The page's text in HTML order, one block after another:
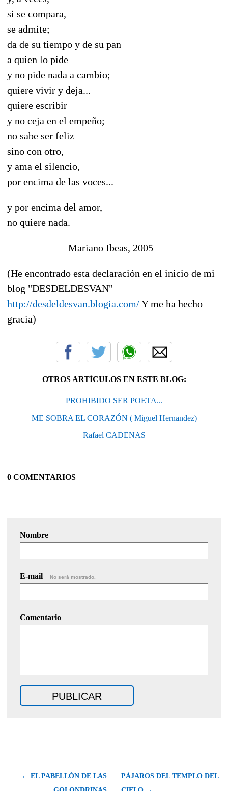
si se compara,
se admite;
da de su tiempo y de su pan
a quien lo pide
y no pide nada a cambio;
quiere vivir y deja...
quiere escribir
y no ceja en el empeño;
no sabe ser feliz
sino con otro,
y ama el silencio,
por encima de las voces...
y por encima del amor,
no quiere nada.
Mariano Ibeas, 2005
(He encontrado esta declaración en el inicio de mi
blog "DESDELDESVAN"
http://desdeldesvan.blogia.com/Y me ha hecho
gracia)
OTROS ARTÍCULOS EN ESTE BLOG:
PROHIBIDO SER POETA...
ME SOBRA EL CORAZÓN ( Miguel Hernandez)
Rafael CADENAS
0 COMENTARIOS
Nombre
E-mail No será mostrado.
Comentario
← EL PABELLÓN DE LAS
PÁJAROS DEL TEMPLO DEL